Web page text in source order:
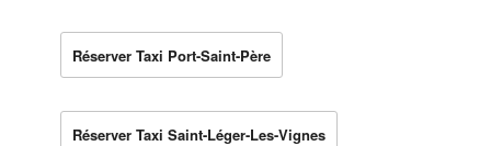
Réserver Taxi Port-Saint-Père
Réserver Taxi Saint-Léger-Les-Vignes